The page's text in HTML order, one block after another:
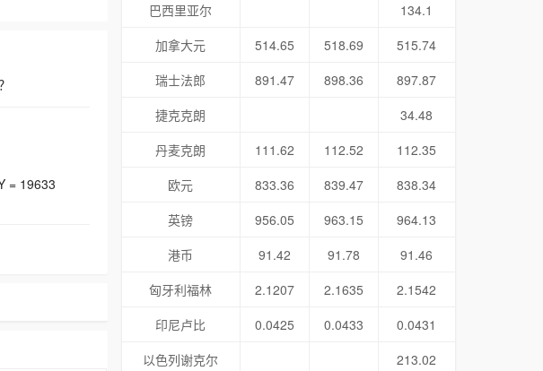
= 19633
巴西里亚尔
134.1
加拿大元
514.65 518.69
515.74
瑞士法郎
891.47 898.36
897.87
捷克克朗
34.48
丹麦克朗
111.62 112.52
112.35
欧元
833.36 839.47
838.34
英镑
956.05 963.15
964.13
港币
91.42 91.78
91.46
匈牙利福林
2.1207 2.1635
2.1542
印尼卢比
0.0425 0.0433
0.0431
以色列谢克尔
213.02